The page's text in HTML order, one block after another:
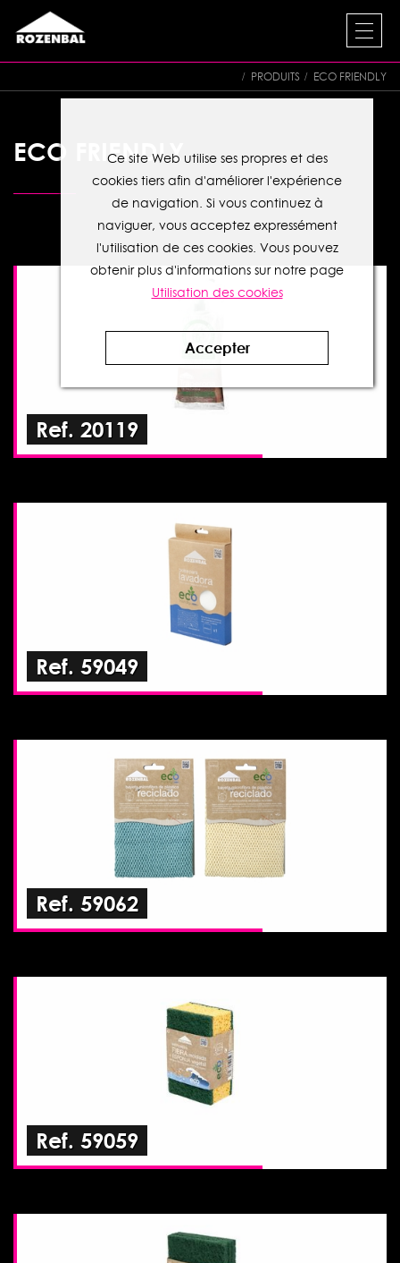
Ce site Web utilise ses propres et des
cookies tiers afin d'améliorer l'expérience
de navigation. Si vous continuez à
naviguer, vous acceptez expressément
l'utilisation de ces cookies. Vous pouvez
obtenir plus d'informations sur notre page
Utilisation des cookies
Accepter
PRODUITS ECO FRIENDLY
ECO FRIENDLY
Ref. 20119
Ref. 59049
Ref. 59062
Ref. 59059